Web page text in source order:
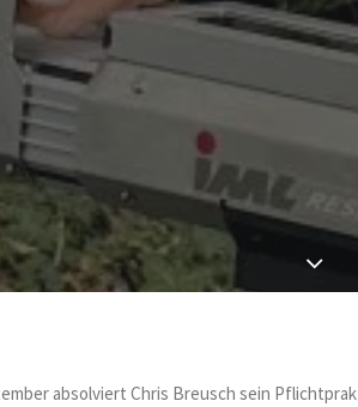
absolviert Chris Breusch sein